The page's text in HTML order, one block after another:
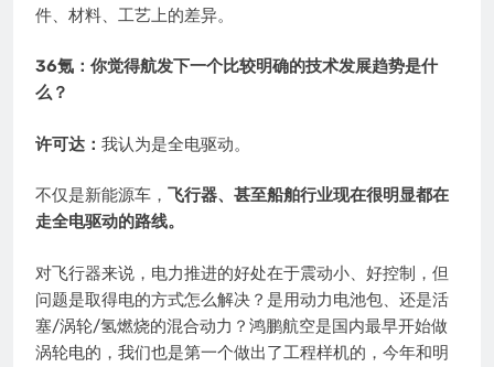
件、材料、工艺上的差异。
36氪：你觉得航发下一个比较明确的技术发展趋势是什
么？
许可达： 我认为是全电驱动。
不仅是新能源车， 飞行器、甚至船舶行业现在很明显都在
走全电驱动的路线。
对飞行器来说，电力推进的好处在于震动小、好控制，但
问题是取得电的方式怎么解决？是用动力电池包、还是活
塞/涡轮/氢燃烧的混合动力？鸿鹏航空是国内最早开始做
涡轮电的，我们也是第一个做出了工程样机的，今年和明